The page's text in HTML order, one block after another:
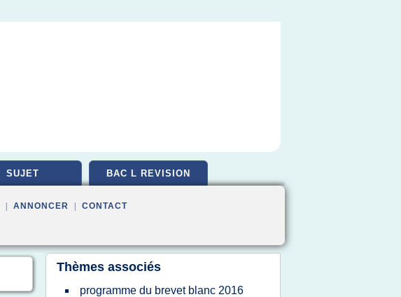
SUJET BAC L REVISION
ANNONCER CONTACT
Thèmes associés
programme du brevet blanc 2016